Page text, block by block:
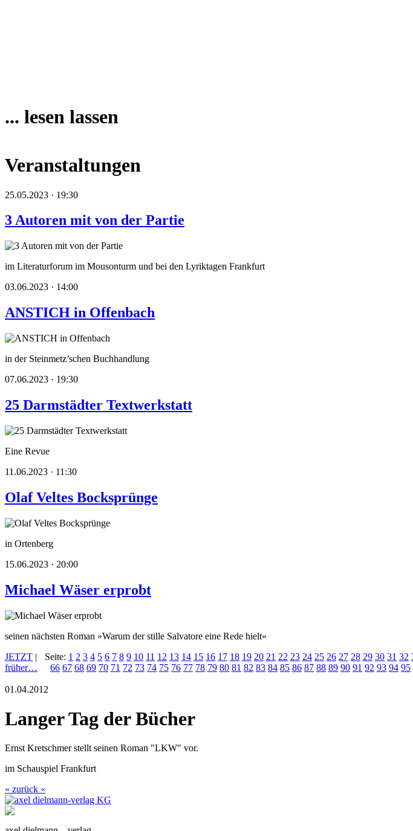
... lesen lassen
Veranstaltungen
25.05.2023 · 19:30
3 Autoren mit von der Partie
im Literaturforum im Mousonturm und bei den Lyriktagen Frankfurt
03.06.2023 · 14:00
ANSTICH in Offenbach
in der Steinmetz’schen Buchhandlung
07.06.2023 · 19:30
25 Darmstädter Textwerkstatt
Eine Revue
11.06.2023 · 11:30
Olaf Veltes Bocksprünge
in Ortenberg
15.06.2023 · 20:00
Michael Wäser erprobt
seinen nächsten Roman »Warum der stille Salvatore eine Rede hielt«
JETZT |
früher…
Seite: 1 2 3 4 5 6 7 8 9 10 11 12 13 14 15 16 17 18 19 20 21 22 23 24 25 26 27 28 29 30 31 32
66 67 68 69 70 71 72 73 74 75 76 77 78 79 80 81 82 83 84 85 86 87 88 89 90 91 92 93 94 95
01.04.2012
Langer Tag der Bücher
Ernst Kretschmer stellt seinen Roman "LKW" vor.
im Schauspiel Frankfurt
« zurück «